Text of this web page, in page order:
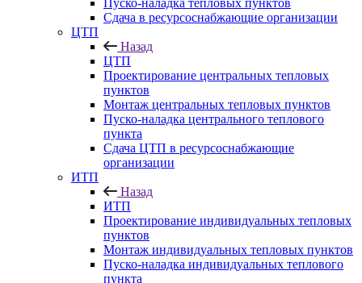
Пуско-наладка тепловых пунктов
Сдача в ресурсоснабжающие организации
ЦТП
Назад
ЦТП
Проектирование центральных тепловых
пунктов
Монтаж центральных тепловых пунктов
Пуско-наладка центрального теплового
пункта
Сдача ЦТП в ресурсоснабжающие
организации
ИТП
Назад
ИТП
Проектирование индивидуальных тепловых
пунктов
Монтаж индивидуальных тепловых пунктов
Пуско-наладка индивидуальных теплового
пункта